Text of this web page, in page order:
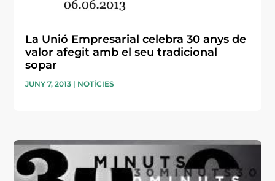
La Unió Empresarial celebra 30 anys de
valor afegit amb el seu tradicional
sopar
JUNY 7, 2013 | NOTÍCIES